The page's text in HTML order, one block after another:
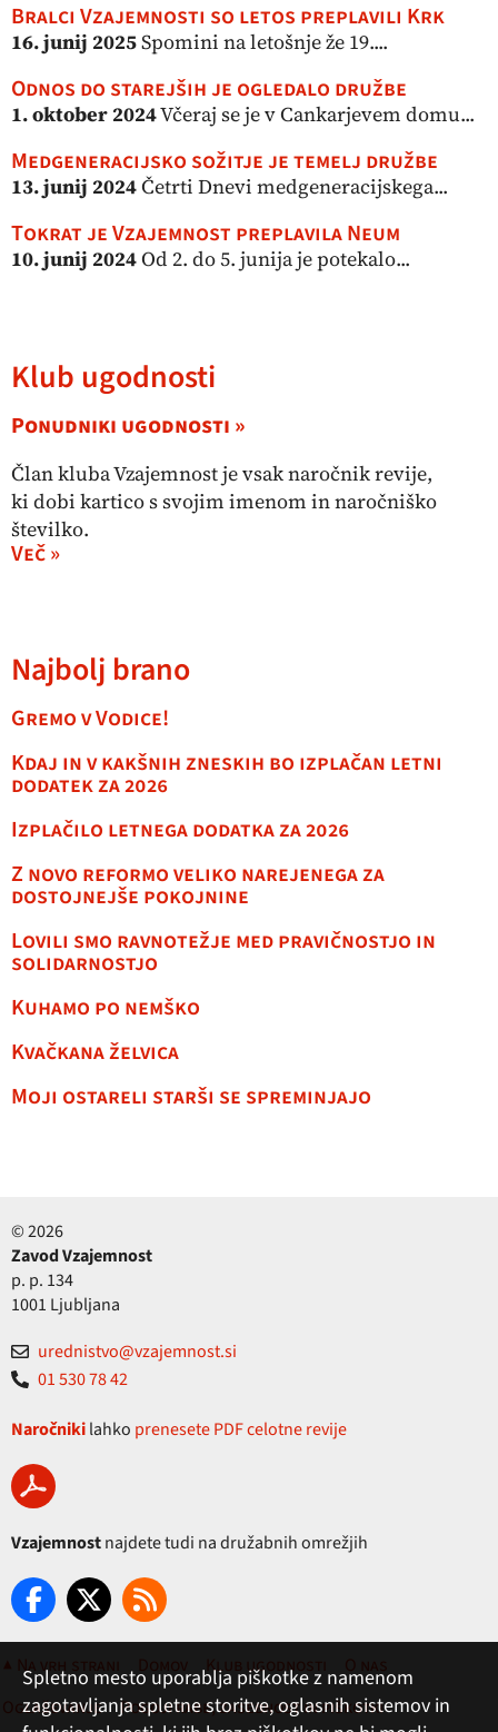
Bralci Vzajemnosti so letos preplavili Krk
16. junij 2025Spomini na letošnje že 19....
Odnos do starejših je ogledalo družbe
1. oktober 2024Včeraj se je v Cankarjevem domu...
Medgeneracijsko sožitje je temelj družbe
13. junij 2024Četrti Dnevi medgeneracijskega...
Tokrat je Vzajemnost preplavila Neum
10. junij 2024Od 2. do 5. junija je potekalo...
Klub ugodnosti
Ponudniki ugodnosti »
Član kluba Vzajemnost je vsak naročnik revije,
ki dobi kartico s svojim imenom in naročniško
številko.
Več »
Najbolj brano
Gremo v Vodice!
Kdaj in v kakšnih zneskih bo izplačan letni
dodatek za 2026
Izplačilo letnega dodatka za 2026
Z novo reformo veliko narejenega za
dostojnejše pokojnine
Lovili smo ravnotežje med pravičnostjo in
solidarnostjo
Kuhamo po nemško
Kvačkana želvica
Moji ostareli starši se spreminjajo
© 2026
Zavod Vzajemnost
p. p. 134
1001 Ljubljana
urednistvo@vzajemnost.si
01 530 78 42
Naročnikilahko prenesete PDF celotne revije
Vzajemnostnajdete tudi na družabnih omrežjih
▲ Na vrh strani Domov Klub ugodnosti
O nas
Oglaševanje
Pogoji rabe, zasebnost in piškotki
Spletno mesto uporablja piškotke z namenom
zagotavljanja spletne storitve, oglasnih sistemov in